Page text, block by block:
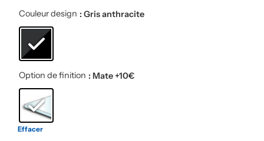
Couleur design : Gris anthracite
Option de finition : Mate +10€
Effacer